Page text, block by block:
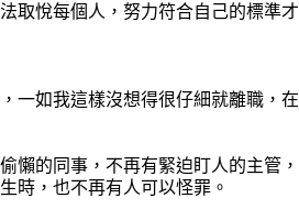
取悅每個人，努力符合自己的標準
一如我這樣沒想得很仔細就離職，
懶的同事，不再有緊迫盯人的主管
時，也不再有人可以怪罪。